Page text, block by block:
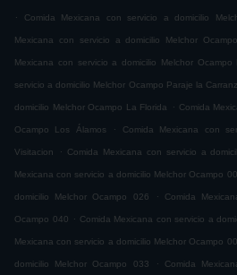
.
Comida Mexicana con servicio a domicilio
Mexicana con servicio a domicilio Melchor
Mexicana con servicio a domicilio Melchor Ocampo
servicio a domicilio Melchor Ocampo Paraje la
domicilio Melchor Ocampo La Florida . Comida
Ocampo Los Álamos . Comida Mexicana con
Visitacion . Comida Mexicana con servicio a
Mexicana con servicio a domicilio Melchor Ocampo
domicilio Melchor Ocampo 026 . Comida
Ocampo 040 . Comida Mexicana con servicio a
Mexicana con servicio a domicilio Melchor Ocampo
domicilio Melchor Ocampo 033 . Comida